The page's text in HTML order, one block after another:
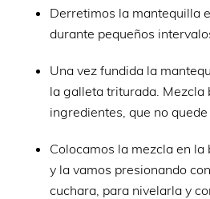
Derretimos la mantequilla
durante pequeños
Una vez fundida la
la galleta triturada. Mezcla
ingredientes, que no
Colocamos la mezcla en
y la vamos presionando
cuchara, para nivelarla y